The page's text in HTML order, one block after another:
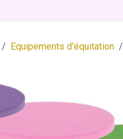
Equipements d'équitation